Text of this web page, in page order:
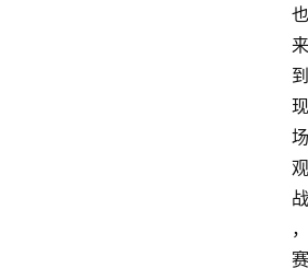
也
来
到
现
场
观
战
，
赛